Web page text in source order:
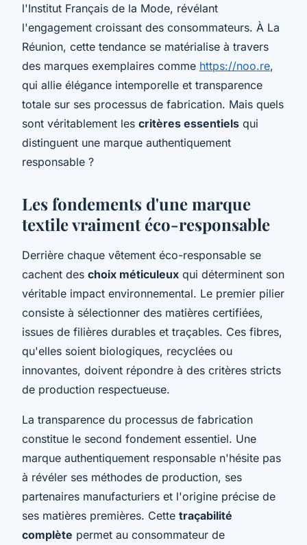
l'Institut Français de la Mode, révélant
l'engagement croissant des consommateurs. À La
Réunion, cette tendance se matérialise à travers
des marques exemplaires comme https://noo.re,
qui allie élégance intemporelle et transparence
totale sur ses processus de fabrication. Mais quels
sont véritablement les critères essentiels qui
distinguent une marque authentiquement
responsable ?
Les fondements d'une marque
textile vraiment éco-responsable
Derrière chaque vêtement éco-responsable se
cachent des choix méticuleux qui déterminent son
véritable impact environnemental. Le premier pilier
consiste à sélectionner des matières certifiées,
issues de filières durables et traçables. Ces fibres,
qu'elles soient biologiques, recyclées ou
innovantes, doivent répondre à des critères stricts
de production respectueuse.
La transparence du processus de fabrication
constitue le second fondement essentiel. Une
marque authentiquement responsable n'hésite pas
à révéler ses méthodes de production, ses
partenaires manufacturiers et l'origine précise de
ses matières premières. Cette traçabilité
complète permet au consommateur de